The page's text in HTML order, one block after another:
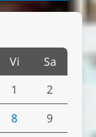
Vi
Sa
1
2
8
9